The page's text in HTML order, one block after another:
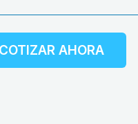
COTIZAR AHORA